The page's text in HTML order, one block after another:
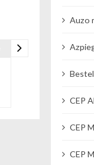
Auzo
CEP
CEP
CEP